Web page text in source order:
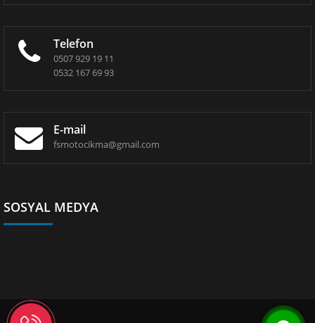
Telefon
0507 929 19 11
0532 167 69 93
E-mail
fsmotocikma@gmail.com
SOSYAL MEDYA